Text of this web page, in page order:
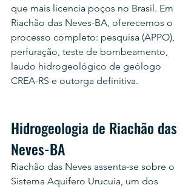
que mais licencia poços no Brasil. Em
Riachão das Neves-BA, oferecemos o
processo completo: pesquisa (APPO),
perfuração, teste de bombeamento,
laudo hidrogeológico de geólogo
CREA-RS e outorga definitiva.
Hidrogeologia de Riachão das
Neves-BA
Riachão das Neves assenta-se sobre o
Sistema Aquífero Urucuia, um dos